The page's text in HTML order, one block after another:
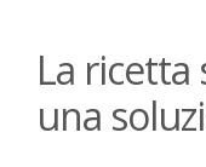
La ricetta
una